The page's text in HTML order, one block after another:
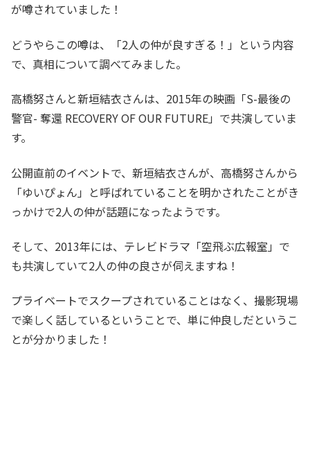
が噂されていました！
どうやらこの噂は、「2人の仲が良すぎる！」という内容
で、真相について調べてみました。
高橋努さんと新垣結衣さんは、2015年の映画「S-最後の
警官- 奪還 RECOVERY OF OUR FUTURE」で共演していま
す。
公開直前のイベントで、新垣結衣さんが、高橋努さんから
「ゆいぴょん」と呼ばれていることを明かされたことがき
っかけで2人の仲が話題になったようです。
そして、2013年には、テレビドラマ「空飛ぶ広報室」で
も共演していて2人の仲の良さが伺えますね！
プライベートでスクープされていることはなく、撮影現場
で楽しく話しているということで、単に仲良しだというこ
とが分かりました！